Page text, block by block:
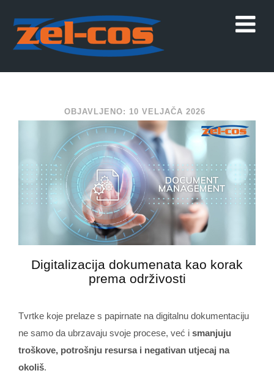
OBJAVLJENO: 10 VELJAČA 2026
Digitalizacija dokumenata kao korak
prema održivosti
Tvrtke koje prelaze s papirnate na digitalnu dokumentaciju
ne samo da ubrzavaju svoje procese, već i smanjuju
troškove, potrošnju resursa i negativan utjecaj na
okoliš.